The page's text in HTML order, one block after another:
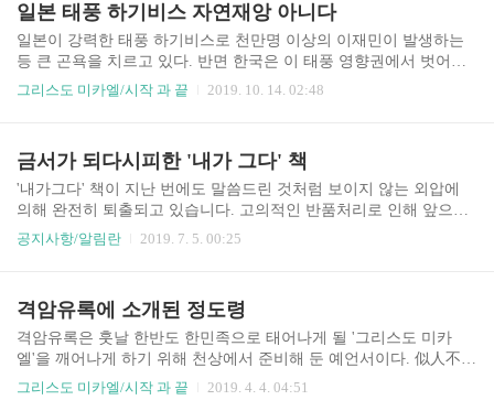
일본 태풍 하기비스 자연재앙 아니다
일본이 강력한 태풍 하기비스로 천만명 이상의 이재민이 발생하는
등 큰 곤욕을 치르고 있다. 반면 한국은 이 태풍 영향권에서 벗어나
태풍의 위협을 못느끼고 지나갔다. 이 태풍이 왜 발생 되었고 일본을
그리스도 미카엘/시작 과 끝 2019. 10. 14. 02:48
금서가 되다시피한 '내가 그다' 책
'내가그다' 책이 지난 번에도 말씀드린 것처럼 보이지 않는 외압에
의해 완전히 퇴출되고 있습니다. 고의적인 반품처리로 인해 앞으로
는 더 이상 책을 시중에 공급 하지 않을 생각입니다. 책이 남아 있긴
공지사항/알림란 2019. 7. 5. 00:25
격암유록에 소개된 정도령
격암유록은 훗날 한반도 한민족으로 태어나게 될 '그리스도 미카
엘'을 깨어나게 하기 위해 천상에서 준비해 둔 예언서이다. 似人不人
金鳩鳥 見而不知木兎人 七十二氣造化里 성인(聖人: 似人不人)이 출
그리스도 미카엘/시작 과 끝 2019. 4. 4. 04:51